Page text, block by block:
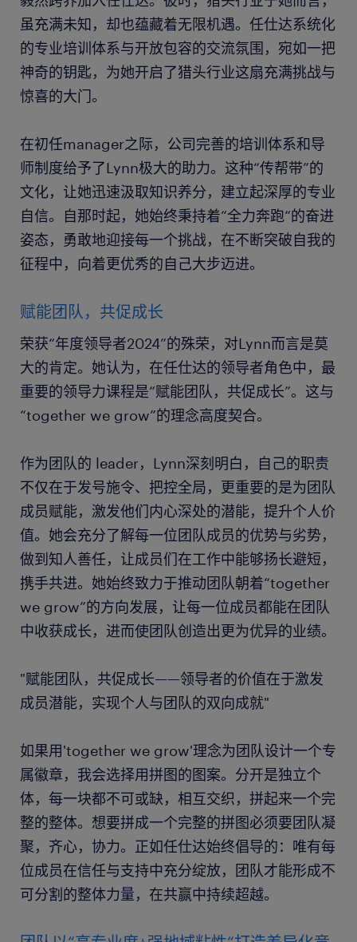
虽充满未知，却也蕴藏着无限机遇。任仕达系统化
的专业培训体系与开放包容的交流氛围，宛如一把
神奇的钥匙，为她开启了猎头行业这扇充满挑战与
惊喜的大门。
在初任manager之际，公司完善的培训体系和导
师制度给予了Lynn极大的助力。这种“传帮带”的
文化，让她迅速汲取知识养分，建立起深厚的专业
自信。自那时起，她始终秉持着“全力奔跑“的奋进
姿态，勇敢地迎接每一个挑战，在不断突破自我的
征程中，向着更优秀的自己大步迈进。
赋能团队，共促成长
荣获“年度领导者2024”的殊荣，对Lynn而言是莫
大的肯定。她认为，在任仕达的领导者角色中，最
重要的领导力课程是“赋能团队，共促成长”。这与
“together we grow”的理念高度契合。
作为团队的 leader，Lynn深刻明白，自己的职责
不仅在于发号施令、把控全局，更重要的是为团队
成员赋能，激发他们内心深处的潜能，提升个人价
值。她会充分了解每一位团队成员的优势与劣势，
做到知人善任，让成员们在工作中能够扬长避短，
携手共进。她始终致力于推动团队朝着“together
we grow”的方向发展，让每一位成员都能在团队
中收获成长，进而使团队创造出更为优异的业绩。
"赋能团队，共促成长——领导者的价值在于激发
成员潜能，实现个人与团队的双向成就"
如果用'together we grow'理念为团队设计一个专
属徽章，我会选择用拼图的图案。分开是独立个
体，每一块都不可或缺，相互交织，拼起来一个完
整的整体。想要拼成一个完整的拼图必须要团队凝
聚，齐心，协力。正如任仕达始终倡导的：唯有每
位成员在信任与支持中充分绽放，团队才能形成不
可分割的整体力量，在共赢中持续超越。